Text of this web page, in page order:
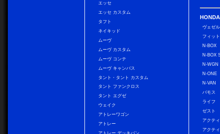
エッセ
エッセ カスタム
タフト
ネイキッド
ムーヴ
ムーヴ カスタム
ムーヴ コンテ
ムーヴ キャンバス
タント・タント カスタム
タント ファンクロス
タント エグゼ
ウェイク
アトレーワゴン
アトレー
HONDA
ヴェゼル
フィット
N-BOX
N-BOX
N-WGN
N-ONE
N-VAN
バモス
ライフ
ゼスト
アクテ
アクテ